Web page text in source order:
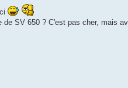
de SV 650 ? C'est pas cher, mais